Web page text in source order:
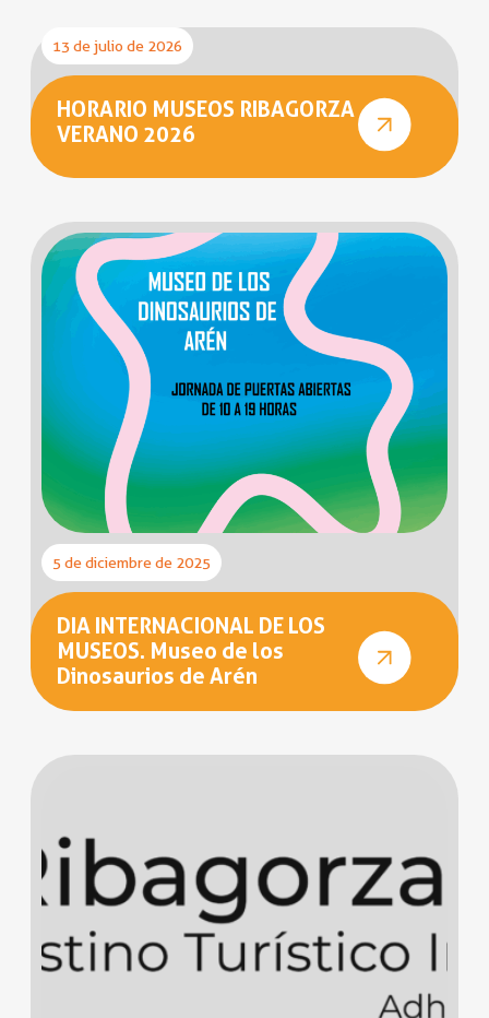
13 de julio de 2026
HORARIO MUSEOS RIBAGORZA
VERANO 2026
5 de diciembre de 2025
DIA INTERNACIONAL DE LOS
MUSEOS. Museo de los
Dinosaurios de Arén